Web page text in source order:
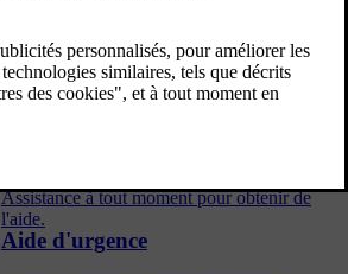
Volvo Assistance
Assistance à tout moment pour obtenir de
l'aide.
Aide d'urgence